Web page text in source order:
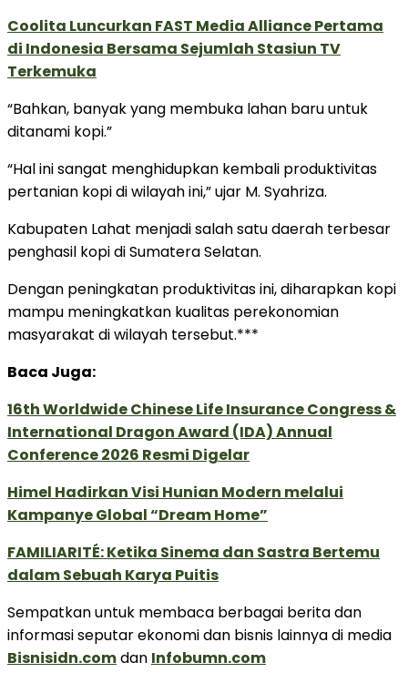
Coolita Luncurkan FAST Media Alliance Pertama
di Indonesia Bersama Sejumlah Stasiun TV
Terkemuka
“Bahkan, banyak yang membuka lahan baru untuk
ditanami kopi.”
“Hal ini sangat menghidupkan kembali produktivitas
pertanian kopi di wilayah ini,” ujar M. Syahriza.
Kabupaten Lahat menjadi salah satu daerah terbesar
penghasil kopi di Sumatera Selatan.
Dengan peningkatan produktivitas ini, diharapkan kopi
mampu meningkatkan kualitas perekonomian
masyarakat di wilayah tersebut.***
Baca Juga:
16th Worldwide Chinese Life Insurance Congress &
International Dragon Award (IDA) Annual
Conference 2026 Resmi Digelar
Himel Hadirkan Visi Hunian Modern melalui
Kampanye Global “Dream Home”
FAMILIARITÉ: Ketika Sinema dan Sastra Bertemu
dalam Sebuah Karya Puitis
Sempatkan untuk membaca berbagai berita dan
informasi seputar ekonomi dan bisnis lainnya di media
Bisnisidn.comdan Infobumn.com